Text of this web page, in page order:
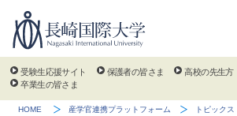
受験生応援サイト 保護者の皆さま 高校の先生方
卒業生の皆さま
HOME 産学官連携プラットフォーム
トピックス